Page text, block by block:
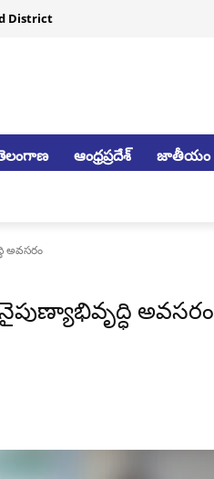
District
ఆంధ్రప్రదేశ్ జాతీయం
అవసరం
అవసరం